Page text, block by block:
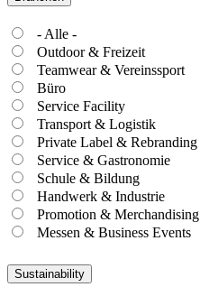
- Alle -
Outdoor & Freizeit
Teamwear & Vereinssport
Büro
Service Facility
Transport & Logistik
Private Label & Rebranding
Service & Gastronomie
Schule & Bildung
Handwerk & Industrie
Promotion & Merchandising
Messen & Business Events
Sustainability